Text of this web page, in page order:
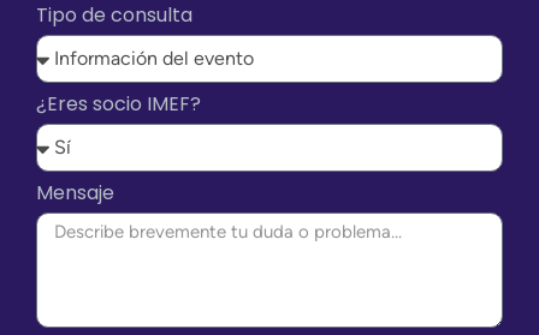
Tipo de consulta
¿Eres socio IMEF?
Mensaje